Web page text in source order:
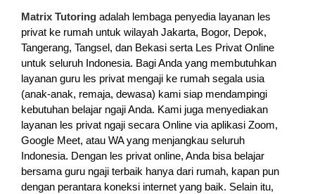
Matrix Tutoringadalah lembaga penyedia layanan les
privat ke rumah untuk wilayah Jakarta, Bogor, Depok,
Tangerang, Tangsel, dan Bekasi serta Les Privat Online
untuk seluruh Indonesia. Bagi Anda yang membutuhkan
layanan guru les privat mengaji ke rumah segala usia
(anak-anak, remaja, dewasa) kami siap mendampingi
kebutuhan belajar ngaji Anda. Kami juga menyediakan
layanan les privat ngaji secara Online via aplikasi Zoom,
Google Meet, atau WA yang menjangkau seluruh
Indonesia. Dengan les privat online, Anda bisa belajar
bersama guru ngaji terbaik hanya dari rumah, kapan pun
dengan perantara koneksi internet yang baik. Selain itu,